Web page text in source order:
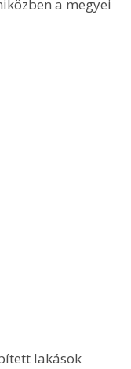
a megyei
lakások